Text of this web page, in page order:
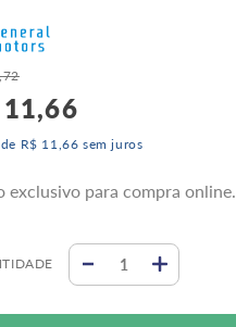
,72
11,66
R$ 11 ,66 sem juros
exclusivo para compra online.